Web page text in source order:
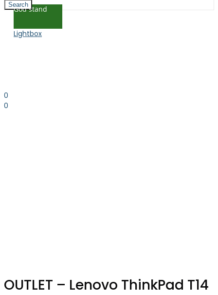
0
0
Search
God stand
Lightbox
OUTLET – Lenovo ThinkPad T14